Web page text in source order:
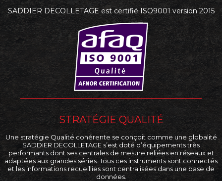
SADDIER DECOLLETAGE est certifié ISO9001 version 2015
STRATÉGIE QUALITÉ
Une stratégie Qualité cohérente se conçoit comme une globalité
SADDIER DECOLLETAGE s’est doté d’équipements très
performants dont ses centrales de mesure reliées en réseaux et
adaptées aux grandes séries. Tous ces instruments sont connectés
et les informations recueillies sont centralisées dans une base de
données.